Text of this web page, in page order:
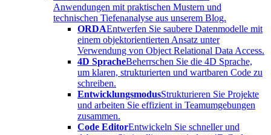
Anwendungen mit praktischen Mustern und
technischen Tiefenanalyse aus unserem Blog.
ORDAEntwerfen Sie saubere Datenmodelle mit
einem objektorientierten Ansatz unter
Verwendung von Object Relational Data Access.
4D SpracheBeherrschen Sie die 4D Sprache,
um klaren, strukturierten und wartbaren Code zu
schreiben.
EntwicklungsmodusStrukturieren Sie Projekte
und arbeiten Sie effizient in Teamumgebungen
zusammen.
Code EditorEntwickeln Sie schneller und